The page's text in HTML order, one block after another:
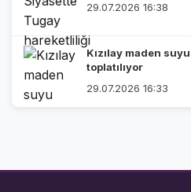
29.07.2026 16:38
Kızılay maden
toplatılıyor
29.07.2026 16:33